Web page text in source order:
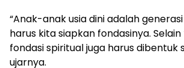
“Anak-anak usia dini adalah
harus kita siapkan fondasinya.
fondasi spiritual juga harus dibentuk
ujarnya.